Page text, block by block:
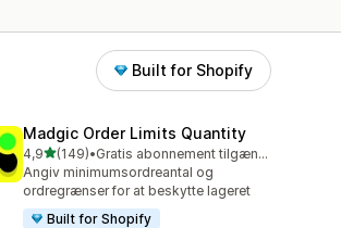
Built for Shopify
Madgic Order Limits Quantity
4,9ud af 5 stjerner
(149)
149 anmeldelser i alt
•
Gratis abonnement tilgængeligt
Angiv minimumsordreantal og
ordregrænser for at beskytte lageret
Built for Shopify